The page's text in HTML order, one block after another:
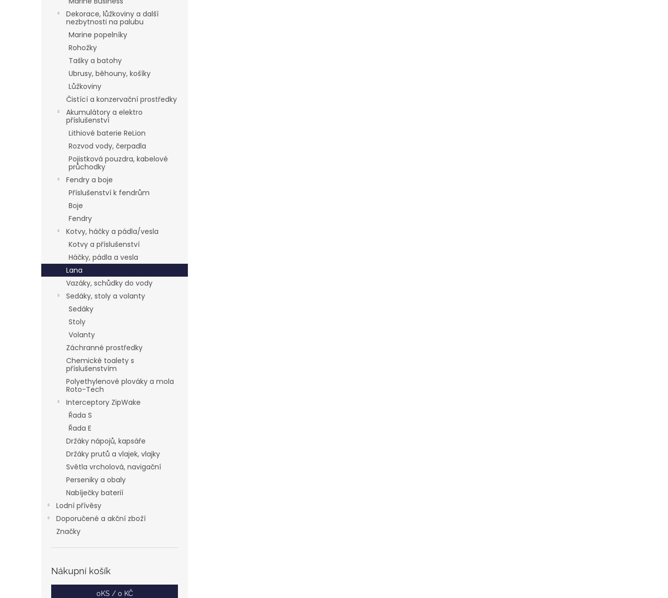
Dekorace, lůžkoviny a další
nezbytnosti na palubu
Marine popelníky
Rohožky
Tašky a batohy
Ubrusy, běhouny, košíky
Lůžkoviny
Čistící a konzervační prostředky
Akumulátory a elektro
příslušenství
Lithiové baterie ReLion
Rozvod vody, čerpadla
Pojistková pouzdra, kabelové
průchodky
Fendry a boje
Příslušenství k fendrům
Boje
Fendry
Kotvy, háčky a pádla/vesla
Kotvy a příslušenství
Háčky, pádla a vesla
Lana
Vazáky, schůdky do vody
Sedáky, stoly a volanty
Sedáky
Stoly
Volanty
Záchranné prostředky
Chemické toalety s
příslušenstvím
Polyethylenové plováky a mola
Roto-Tech
Interceptory ZipWake
Řada S
Řada E
Držáky nápojů, kapsáře
Držáky prutů a vlajek, vlajky
Světla vrcholová, navigační
Perseniky a obaly
Nabíječky baterií
Lodní přívěsy
Doporučené a akční zboží
Značky
Nákupní košík
0KS / 0 KČ